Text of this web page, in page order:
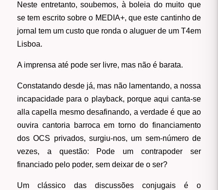
Neste entretanto, soubemos, à boleia do muito que
se tem escrito sobre o MEDIA+, que este cantinho de
jornal tem um custo que ronda o aluguer de um T4em
Lisboa.
A imprensa até pode ser livre, mas não é barata.
Constatando desde já, mas não lamentando, a nossa
incapacidade para o playback, porque aqui canta-se
alla capella mesmo desafinando, a verdade é que ao
ouvira cantoria barroca em torno do financiamento
dos OCS privados, surgiu-nos, um sem-número de
vezes, a questão: Pode um contrapoder ser
financiado pelo poder, sem deixar de o ser?
Um clássico das discussões conjugais é o